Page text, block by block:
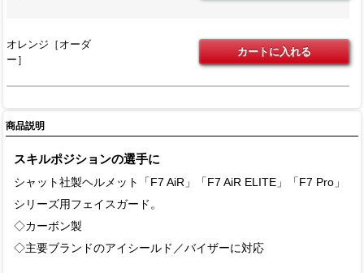
オレンジ［オーダ
ー］
商品説明
スキルポジションの選手に
シャット社製ヘルメット「F7 AiR」「F7 AiR ELITE」「F7 Pro」
シリーズ用フェイスガード。
◇カーボン製
◇主要ブランドのアイシールド／バイザーに対応